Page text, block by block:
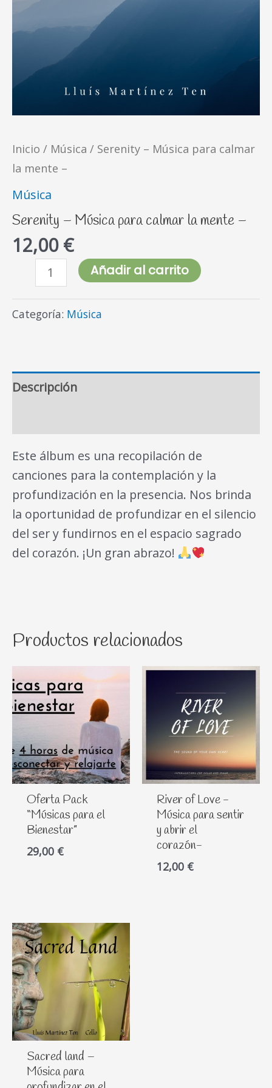
Inicio / Música / Serenity – Música para calmar
la mente –
Música
Serenity – Música para calmar la mente –
12,00€
cantidad
Añadir al carrito
Categoría: Música
Descripción
Este álbum es una recopilación de
canciones para la contemplación y la
profundización en la presencia. Nos brinda
la oportunidad de profundizar en el silencio
del ser y fundirnos en el espacio sagrado
del corazón. ¡Un gran abrazo!
Productos relacionados
Oferta Pack
“Músicas para el
Bienestar”
29,00 €
River of Love -
Música para sentir
y abrir el
corazón-
12,00 €
Sacred land –
Música para